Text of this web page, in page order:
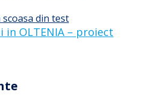
in OLTENIA – proiect